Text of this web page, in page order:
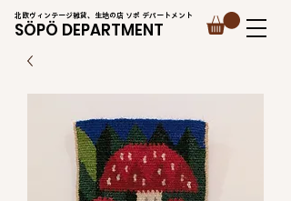
北欧ヴィンテージ雑貨、生地の店 ソポ デパートメント
SÖPÖ DEPARTMENT